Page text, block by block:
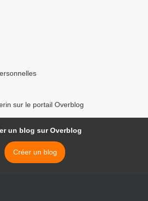
sur le portail Overblog
un blog sur Overblog
Créer un blog